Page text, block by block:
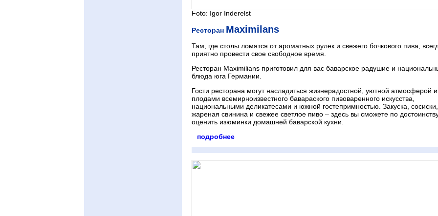
Foto: Igor Inderelst
Ресторан Maximilans
Там, где столы ломятся от ароматных рулек и свежего бочкового пива,
приятно провести свое свободное время.
Ресторан Maximilians приготовил для вас баварское радушие и
блюда юга Германии.
Гости ресторана могут насладиться жизнерадостной, уютной атмосферой и
плодами всемирноизвестного бавараского пивоваренного искусства,
национальными деликатесами и южной гостепримностью. Закуска, сосиски,
жареная свинина и свежее светлое пиво – здесь вы сможете по
оценить изюминки домашней баварской кухни.
подробнее